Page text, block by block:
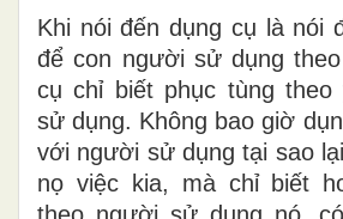
Khi nói đến dụng cụ là nói
để con người sử dụng
cụ chỉ biết phục tùng
sử dụng. Không bao giờ
với người sử dụng tại sao
nọ việc kia, mà chỉ biết
theo người sử dụng nó,